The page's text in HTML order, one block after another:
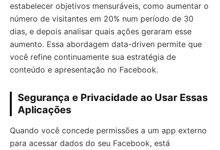
estabelecer objetivos mensuráveis, como aumentar o
número de visitantes em 20% num período de 30
dias, e depois analisar quais ações geraram esse
aumento. Essa abordagem data-driven permite que
você refine continuamente sua estratégia de
conteúdo e apresentação no Facebook.
Segurança e Privacidade ao Usar Essas
Aplicações
Quando você concede permissões a um app externo
para acessar dados do seu Facebook, está